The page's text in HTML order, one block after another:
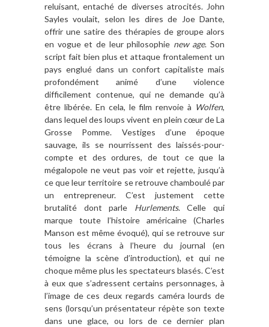
reluisant, entachéde diverses atrocités. John
Sayles voulait, selon les dires de Joe Dante,
offrir une satire des thérapies de groupe alors
en vogue et de leur philosophie new age. Son
script fait bien plus et attaque frontalement un
pays englué dans un confort capitaliste mais
profondément animé d’une violence
difficilement contenue, qui ne demande qu’à
être libérée. En cela, le film renvoieà Wolfen,
dans lequel des loups vivent en plein cœur de La
Grosse Pomme. Vestiges d’une époque
sauvage, ils se nourrissent des laissés-pour-
compte et des ordures, de tout ce que la
mégalopole ne veut pas voir et rejette, jusqu’à
ce que leur territoire se retrouve chamboulé par
un entrepreneur. C’est justement cette
brutalité dont parle Hurlements. Celle qui
marque toute l’histoire américaine (Charles
Manson est même évoqué), qui se retrouve sur
tous les écrans à l’heure du journal (en
témoigne la scène d’introduction), et qui ne
choque même plus les spectateurs blasés. C’est
à eux que s’adressent certains personnages,à
l’image de ces deux regards caméra lourds de
sens (lorsqu’un présentateur répète son texte
dans une glace, ou lors de ce dernier plan